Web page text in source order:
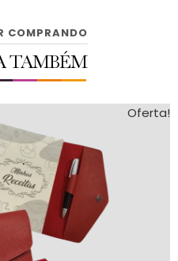
COMPRANDO
TAMBÉM
Oferta!